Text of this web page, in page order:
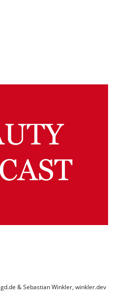
& Sebastian Winkler, winkler.dev